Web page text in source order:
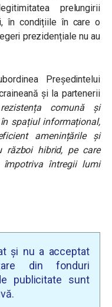
prelungirii
în condițiile în care o
prezidențiale nu au
Președintelui
și la partenerii
comună și
spațiul informațional,
amenințările și
război hibrid, pe care
întregii lumi
și nu a acceptat
din fonduri
publicitate sunt